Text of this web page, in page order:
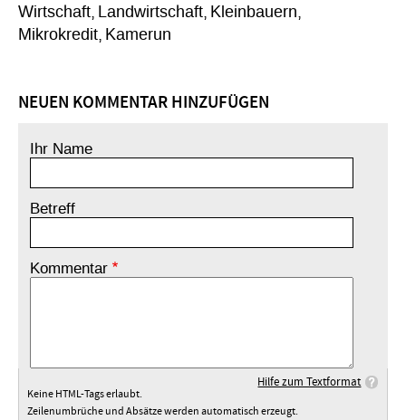
Wirtschaft Landwirtschaft Kleinbauern
Mikrokredit Kamerun
NEUEN KOMMENTAR HINZUFÜGEN
Ihr Name
Betreff
Kommentar
Hilfe zum Textformat
Keine HTML-Tags erlaubt.
Zeilenumbrüche und Absätze werden automatisch erzeugt.